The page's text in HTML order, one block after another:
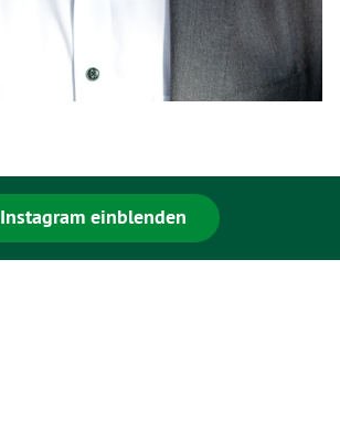
Instagram einblenden